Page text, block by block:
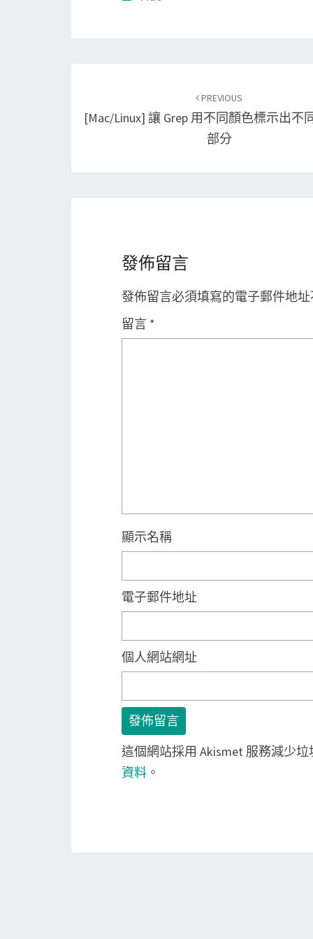
navigation
PREVIOUS
[Mac/Linux] 讓 Grep 用不同顏色標示出不
部分
發佈留言
發佈留言必須填寫的電子郵件地
留言 *
顯示名稱
電子郵件地址
個人網站網址
這個網站採用 Akismet 服務減少
資料 。